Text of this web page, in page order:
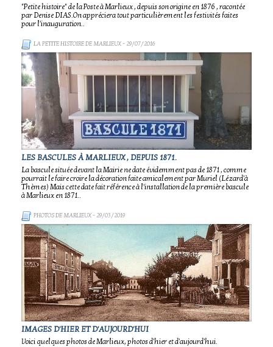
"Petite histoire" de la Poste à Marlieux , depuis son origine en 1876 , racontée
par Denise DIAS.On appréciera tout particulièrement les festivités faites
pour l'inauguration..
LA PETITE HISTOIRE DE MARLIEUX- 29/07/2016
LES BASCULES À MARLIEUX , DEPUIS 1871.
La bascule située devant la Mairie ne date évidemment pas de 1871 , comme
pourrait le faire croire la décoration faite amicalement par Muriel (Lézard'à
Thèmes) Mais cette date fait référence à l'installation de la première bascule
à Marlieux en 1871..
PHOTOS DE MARLIEUX- 29/03/2019
IMAGES D'HIER ET D'AUJOURD'HUI
Voici quelques photos de Marlieux, photos d'hier et d'aujourd'hui.